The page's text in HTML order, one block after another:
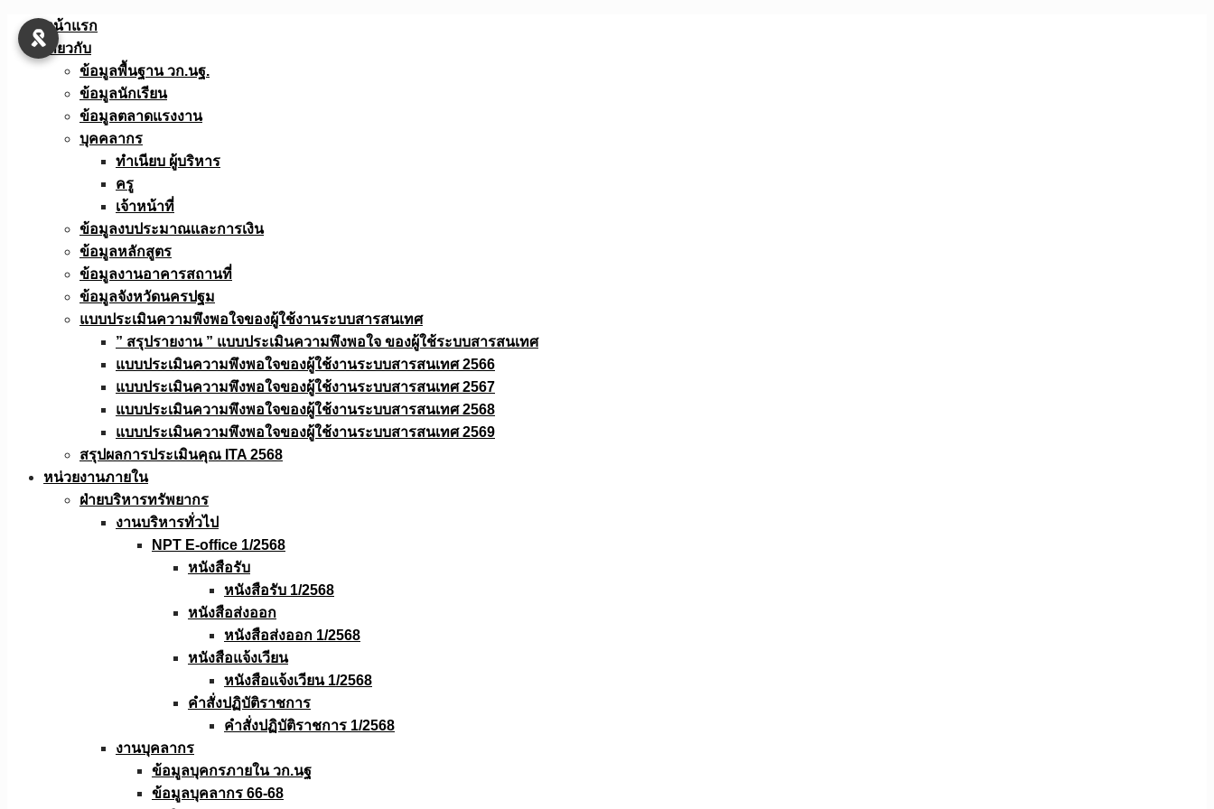
Skip
หน้าแรก
เกี่ยวกับ
ข้อมูลพื้นฐาน วก.นฐ.
ข้อมูลนักเรียน
ข้อมูลตลาดแรงงาน
บุคคลากร
ทำเนียบ ผู้บริหาร
ครู
เจ้าหน้าที่
ข้อมูลงบประมาณเเละการเงิน
ข้อมูลหลักสูตร
ข้อมูลงานอาคารสถานที่
ข้อมูลจังหวัดนครปฐม
แบบประเมินความพึงพอใจของผู้ใช้งานระบบสารสนเทศ
” สรุปรายงาน ” แบบประเมินความพึงพอใจ ของผู้ใช้ระบบสารสนเทศ
แบบประเมินความพึงพอใจของผู้ใช้งานระบบสารสนเทศ 2566
แบบประเมินความพึงพอใจของผู้ใช้งานระบบสารสนเทศ 2567
แบบประเมินความพึงพอใจของผู้ใช้งานระบบสารสนเทศ 2568
แบบประเมินความพึงพอใจของผู้ใช้งานระบบสารสนเทศ 2569
สรุปผลการประเมินคุณ ITA 2568
หน่วยงานภายใน
ฝ่ายบริหารทรัพยากร
งานบริหารทั่วไป
NPT E-office 1/2568
หนังสือรับ
หนังสือรับ 1/2568
หนังสือส่งออก
หนังสือส่งออก 1/2568
หนังสือแจ้งเวียน
หนังสือเเจ้งเวียน 1/2568
คำสั่งปฏิบัติราชการ
คำสั่งปฏิบัติราชการ 1/2568
งานบุคลากร
ข้อมูลบุคกรภายใน วก.นฐ
ข้อมูลบุคลากร 66-68